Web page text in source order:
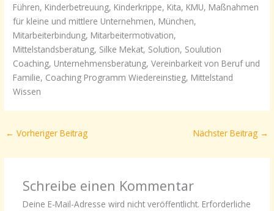
Führen, Kinderbetreuung, Kinderkrippe, Kita, KMU, Maßnahmen
für kleine und mittlere Unternehmen, München,
Mitarbeiterbindung, Mitarbeitermotivation,
Mittelstandsberatung, Silke Mekat, Solution, Soulution
Coaching, Unternehmensberatung, Vereinbarkeit von Beruf und
Familie, Coaching Programm Wiedereinstieg, Mittelstand
Wissen
← Vorheriger Beitrag Nächster Beitrag →
Schreibe einen Kommentar
Deine E-Mail-Adresse wird nicht veröffentlicht. Erforderliche